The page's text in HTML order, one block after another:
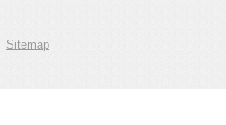
Sitemap